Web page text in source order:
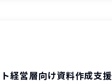
経営層向け資料作成支援